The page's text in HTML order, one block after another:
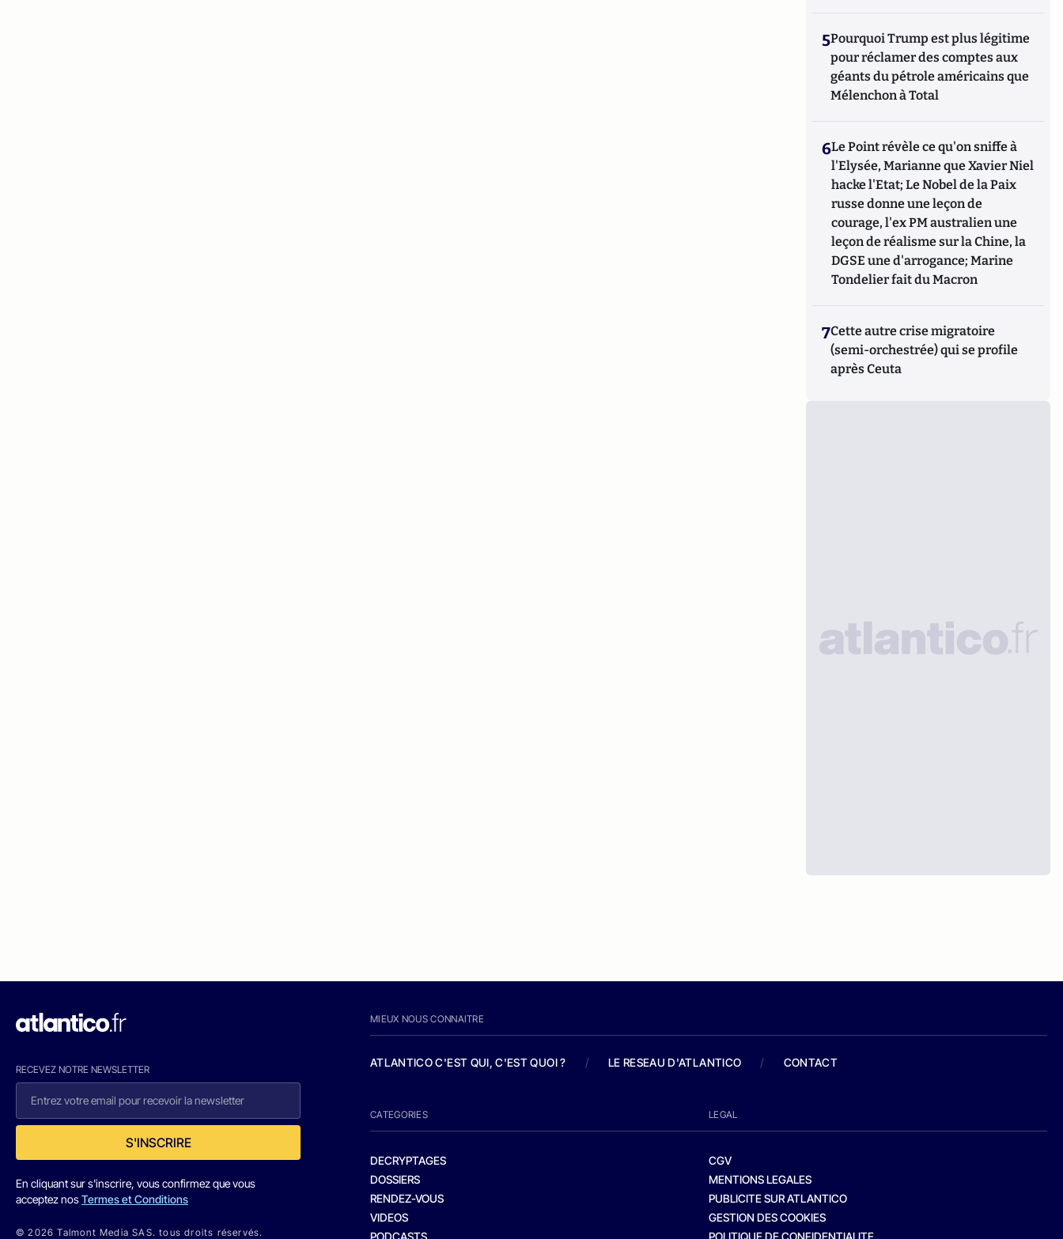
5Pourquoi Trump est plus légitime
pour réclamer des comptes aux
géants du pétrole américains que
Mélenchon à Total
6Le Point révèle ce qu'on sniffe à
l'Elysée, Marianne que Xavier Niel
hacke l'Etat; Le Nobel de la Paix
russe donne une leçon de
courage, l'ex PM australien une
leçon de réalisme sur la Chine, la
DGSE une d'arrogance; Marine
Tondelier fait du Macron
7Cette autre crise migratoire
(semi-orchestrée) qui se profile
après Ceuta
RECEVEZ NOTRE NEWSLETTER
S'INSCRIRE
En cliquant sur s'inscrire, vous confirmez que vous
acceptez nosTermes et Conditions
© 2026 Talmont Media SAS. tous droits réservés.
MIEUX NOUS CONNAITRE
ATLANTICO C'EST QUI, C'EST QUOI ? / LE RESEAU D'ATLANTICO / CONTACT
CATEGORIES
DECRYPTAGES
DOSSIERS
RENDEZ-VOUS
VIDEOS
PODCASTS
LEGAL
CGV
MENTIONS LEGALES
PUBLICITE SUR ATLANTICO
GESTION DES COOKIES
POLITIQUE DE CONFIDENTIALITE